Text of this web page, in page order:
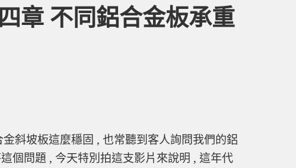
章 不同鋁合金板承重
斜坡板這麼穩固 , 也常聽到客人詢問我們的鋁
個問題 , 今天特別拍這支影片來說明 , 這年代